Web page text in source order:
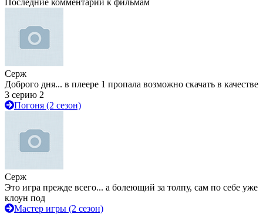
Последние комментарии к фильмам
Серж
Доброго дня... в плеере 1 пропала возможно скачать в качестве
3 серию 2
Погоня (2 сезон)
Серж
Это игра прежде всего... а болеющий за толпу, сам по себе уже
клоун под
Мастер игры (2 сезон)